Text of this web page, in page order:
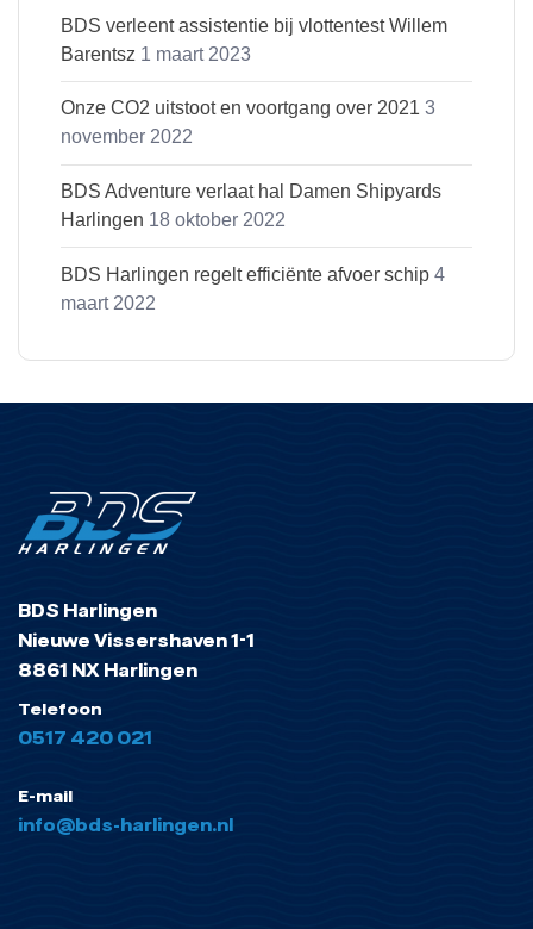
BDS verleent assistentie bij vlottentest Willem
Barentsz 1 maart 2023
Onze CO2 uitstoot en voortgang over 2021 3
november 2022
BDS Adventure verlaat hal Damen Shipyards
Harlingen 18 oktober 2022
BDS Harlingen regelt efficiënte afvoer schip 4
maart 2022
BDS Harlingen
Nieuwe Vissershaven 1-1
8861 NX Harlingen
Telefoon
0517 420 021
E-mail
info@bds-harlingen.nl